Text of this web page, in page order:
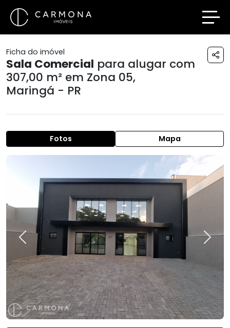
Ficha do imóvel
Sala Comercial para alugar com
307,00 m² em Zona 05,
Maringá - PR
Fotos Mapa
Previous Next